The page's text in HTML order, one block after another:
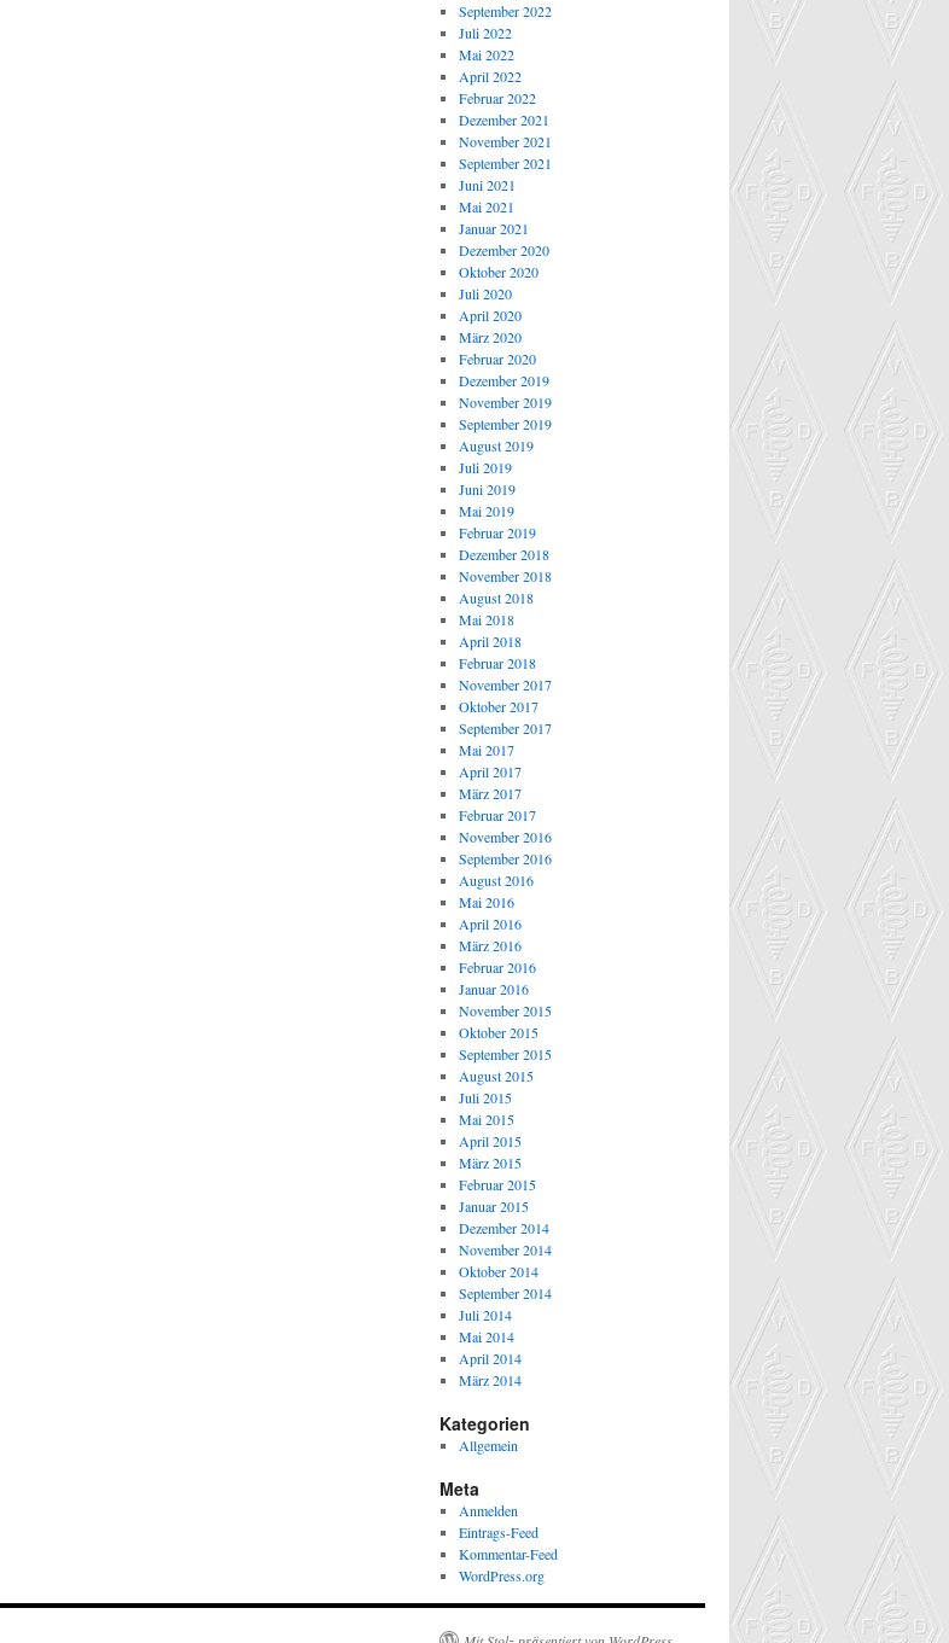
September 2022
Juli 2022
Mai 2022
April 2022
Februar 2022
Dezember 2021
November 2021
September 2021
Juni 2021
Mai 2021
Januar 2021
Dezember 2020
Oktober 2020
Juli 2020
April 2020
März 2020
Februar 2020
Dezember 2019
November 2019
September 2019
August 2019
Juli 2019
Juni 2019
Mai 2019
Februar 2019
Dezember 2018
November 2018
August 2018
Mai 2018
April 2018
Februar 2018
November 2017
Oktober 2017
September 2017
Mai 2017
April 2017
März 2017
Februar 2017
November 2016
September 2016
August 2016
Mai 2016
April 2016
März 2016
Februar 2016
Januar 2016
November 2015
Oktober 2015
September 2015
August 2015
Juli 2015
Mai 2015
April 2015
März 2015
Februar 2015
Januar 2015
Dezember 2014
November 2014
Oktober 2014
September 2014
Juli 2014
Mai 2014
April 2014
März 2014
Kategorien
Allgemein
Meta
Anmelden
Eintrags-Feed
Kommentar-Feed
WordPress.org